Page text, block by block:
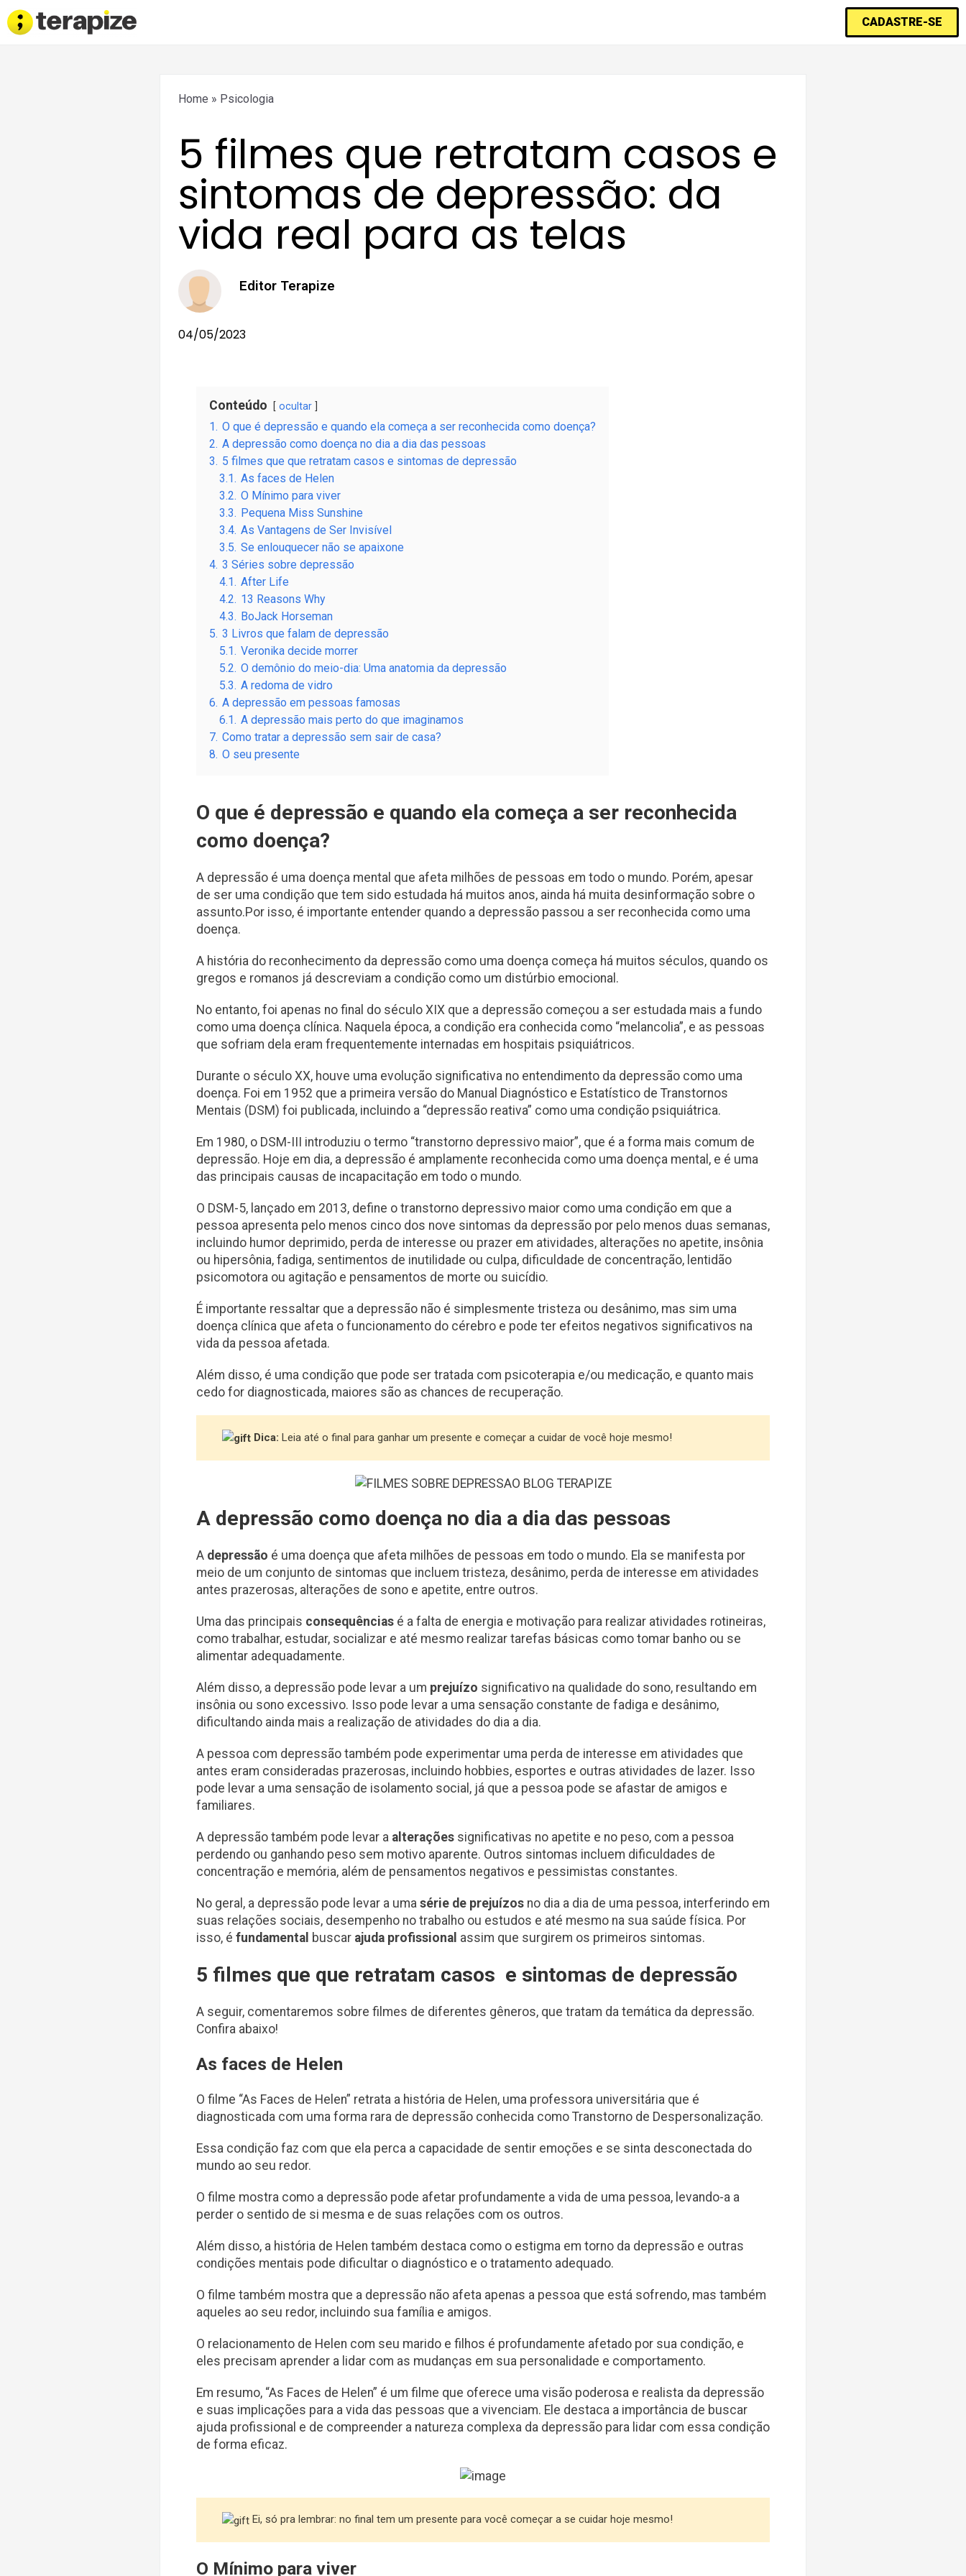
CADASTRE-SE
Home » Psicologia
5 filmes que retratam casos e
sintomas de depressão: da
vida real para as telas
Editor Terapize
04/05/2023
Conteúdo ocultar
1. O que é depressão e quando ela começa a ser reconhecida como doença?
2. A depressão como doença no dia a dia das pessoas
3. 5 filmes que que retratam casos e sintomas de depressão
3.1. As faces de Helen
3.2. O Mínimo para viver
3.3. Pequena Miss Sunshine
3.4. As Vantagens de Ser Invisível
3.5. Se enlouquecer não se apaixone
4. 3 Séries sobre depressão
4.1. After Life
4.2. 13 Reasons Why
4.3. BoJack Horseman
5. 3 Livros que falam de depressão
5.1. Veronika decide morrer
5.2. O demônio do meio-dia: Uma anatomia da depressão
5.3. A redoma de vidro
6. A depressão em pessoas famosas
6.1. A depressão mais perto do que imaginamos
7. Como tratar a depressão sem sair de casa?
8. O seu presente
O que é depressão e quando ela começa a ser reconhecida
como doença?
A depressão é uma doença mental que afeta milhões de pessoas em todo o mundo. Porém, apesar
de ser uma condição que tem sido estudada há muitos anos, ainda há muita desinformação sobre o
assunto.Por isso, é importante entender quando a depressão passou a ser reconhecida como uma
doença.
A história do reconhecimento da depressão como uma doença começa há muitos séculos, quando os
gregos e romanos já descreviam a condição como um distúrbio emocional.
No entanto, foi apenas no final do século XIX que a depressão começou a ser estudada mais a fundo
como uma doença clínica. Naquela época, a condição era conhecida como “melancolia”, e as pessoas
que sofriam dela eram frequentemente internadas em hospitais psiquiátricos.
Durante o século XX, houve uma evolução significativa no entendimento da depressão como uma
doença. Foi em 1952 que a primeira versão do Manual Diagnóstico e Estatístico de Transtornos
Mentais (DSM) foi publicada, incluindo a “depressão reativa” como uma condição psiquiátrica.
Em 1980, o DSM-III introduziu o termo “transtorno depressivo maior”, que é a forma mais comum de
depressão. Hoje em dia, a depressão é amplamente reconhecida como uma doença mental, e é uma
das principais causas de incapacitação em todo o mundo.
O DSM-5, lançado em 2013, define o transtorno depressivo maior como uma condição em que a
pessoa apresenta pelo menos cinco dos nove sintomas da depressão por pelo menos duas semanas,
incluindo humor deprimido, perda de interesse ou prazer em atividades, alterações no apetite, insônia
ou hipersônia, fadiga, sentimentos de inutilidade ou culpa, dificuldade de concentração, lentidão
psicomotora ou agitação e pensamentos de morte ou suicídio.
É importante ressaltar que a depressão não é simplesmente tristeza ou desânimo, mas sim uma
doença clínica que afeta o funcionamento do cérebro e pode ter efeitos negativos significativos na
vida da pessoa afetada.
Além disso, é uma condição que pode ser tratada com psicoterapia e/ou medicação, e quanto mais
cedo for diagnosticada, maiores são as chances de recuperação.
Dica: Leia até o final para ganhar um presente e começar a cuidar de você hoje mesmo!
A depressão como doença no dia a dia das pessoas
A depressão é uma doença que afeta milhões de pessoas em todo o mundo. Ela se manifesta por
meio de um conjunto de sintomas que incluem tristeza, desânimo, perda de interesse em atividades
antes prazerosas, alterações de sono e apetite, entre outros.
Uma das principais consequências é a falta de energia e motivação para realizar atividades rotineiras,
como trabalhar, estudar, socializar e até mesmo realizar tarefas básicas como tomar banho ou se
alimentar adequadamente.
Além disso, a depressão pode levar a um prejuízo significativo na qualidade do sono, resultando em
insônia ou sono excessivo. Isso pode levar a uma sensação constante de fadiga e desânimo,
dificultando ainda mais a realização de atividades do dia a dia.
A pessoa com depressão também pode experimentar uma perda de interesse em atividades que
antes eram consideradas prazerosas, incluindo hobbies, esportes e outras atividades de lazer. Isso
pode levar a uma sensação de isolamento social, já que a pessoa pode se afastar de amigos e
familiares.
A depressão também pode levar a alterações significativas no apetite e no peso, com a pessoa
perdendo ou ganhando peso sem motivo aparente. Outros sintomas incluem dificuldades de
concentração e memória, além de pensamentos negativos e pessimistas constantes.
No geral, a depressão pode levar a uma série de prejuízos no dia a dia de uma pessoa, interferindo em
suas relações sociais, desempenho no trabalho ou estudos e até mesmo na sua saúde física. Por
isso, é fundamental buscar ajuda profissional assim que surgirem os primeiros sintomas.
5 filmes que que retratam casos e sintomas de depressão
A seguir, comentaremos sobre filmes de diferentes gêneros, que tratam da temática da depressão.
Confira abaixo!
As faces de Helen
O filme “As Faces de Helen” retrata a história de Helen, uma professora universitária que é
diagnosticada com uma forma rara de depressão conhecida como Transtorno de Despersonalização.
Essa condição faz com que ela perca a capacidade de sentir emoções e se sinta desconectada do
mundo ao seu redor.
O filme mostra como a depressão pode afetar profundamente a vida de uma pessoa, levando-a a
perder o sentido de si mesma e de suas relações com os outros.
Além disso, a história de Helen também destaca como o estigma em torno da depressão e outras
condições mentais pode dificultar o diagnóstico e o tratamento adequado.
O filme também mostra que a depressão não afeta apenas a pessoa que está sofrendo, mas também
aqueles ao seu redor, incluindo sua família e amigos.
O relacionamento de Helen com seu marido e filhos é profundamente afetado por sua condição, e
eles precisam aprender a lidar com as mudanças em sua personalidade e comportamento.
Em resumo, “As Faces de Helen” é um filme que oferece uma visão poderosa e realista da depressão
e suas implicações para a vida das pessoas que a vivenciam. Ele destaca a importância de buscar
ajuda profissional e de compreender a natureza complexa da depressão para lidar com essa condição
de forma eficaz.
Ei, só pra lembrar: no final tem um presente para você começar a se cuidar hoje mesmo!
O Mínimo para viver